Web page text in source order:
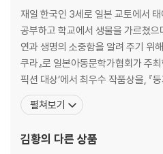
재일 한국인 3세로 일본 교토에서
공부하고 학교에서 생물을 가르쳤
연과 생명의 소중함을 알려 주기 위
쿠라』로 일본아동문학가협회가 주
픽션 대상’에서 최우수 작품상을, 『
고, 『생태 통로』가 한국출판문화상에 선정되었
씨앗 누굴까?』, 『고릴라에게서 평화
었다』, 『채소, 역사 꽃이 피었습
펼쳐보기
김황의 다른 상품